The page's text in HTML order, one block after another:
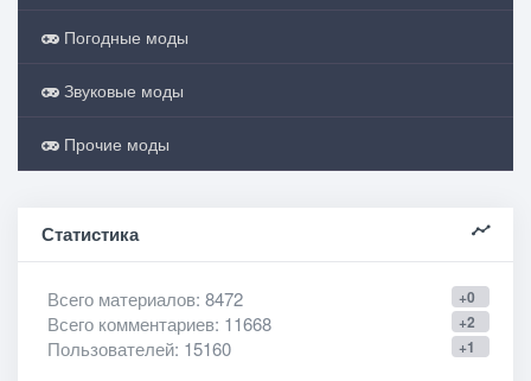
Погодные моды
Звуковые моды
Прочие моды
Статистика
+0
Всего материалов: 8472
+2
Всего комментариев: 11668
+1
Пользователей: 15160